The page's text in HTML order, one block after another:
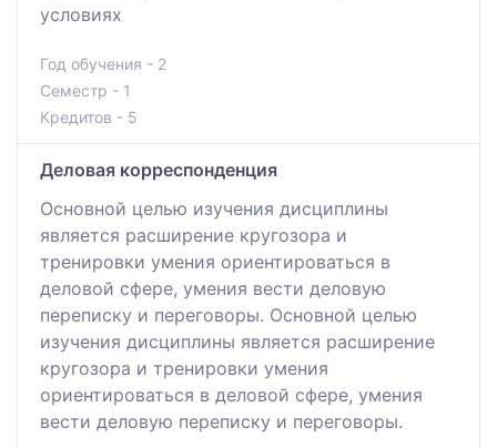
условиях
Год обучения - 2
Семестр - 1
Кредитов - 5
Деловая корреспонденция
Основной целью изучения дисциплины
является расширение кругозора и
тренировки умения ориентироваться в
деловой сфере, умения вести деловую
переписку и переговоры. Основной целью
изучения дисциплины является расширение
кругозора и тренировки умения
ориентироваться в деловой сфере, умения
вести деловую переписку и переговоры.